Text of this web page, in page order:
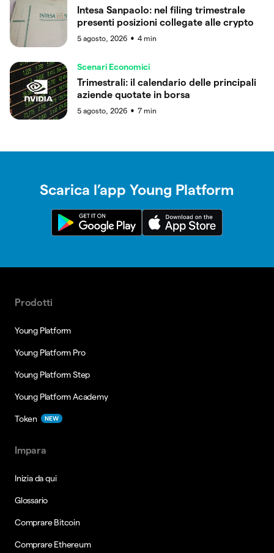
Intesa Sanpaolo: nel filing trimestrale
presenti posizioni collegate alle crypto
5 agosto, 2026 ● 4 min
Scenari Economici
Trimestrali: il calendario delle principali
aziende quotate in borsa
5 agosto, 2026 ● 7 min
Scarica l’app Young Platform
Prodotti
Young Platform
Young Platform Pro
Young Platform Step
Young Platform Academy
Token NEW
Impara
Inizia da qui
Glossario
Comprare Bitcoin
Comprare Ethereum